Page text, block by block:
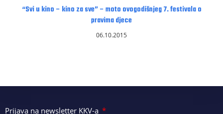
“Svi u kino – kino za sve” – moto ovogodišnjeg 7. festivala o
pravima djece
06.10.2015
Prijava na newsletter KKV-a